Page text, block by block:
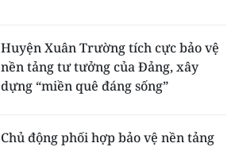
Huyện Xuân Trường tích cực bảo vệ
nền tảng tư tưởng của Đảng, xây
dựng “miền quê đáng sống”
Chủ động phối hợp bảo vệ nền tảng